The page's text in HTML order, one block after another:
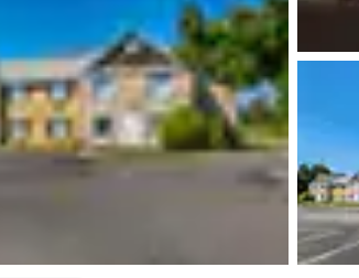
Italia
Italiano